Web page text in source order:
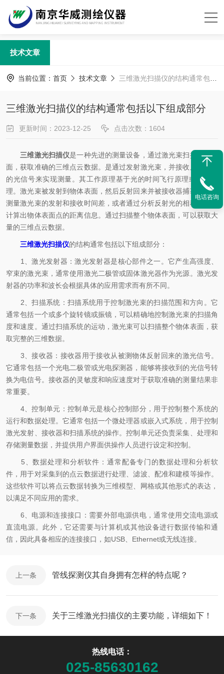
技术文章
当前位置： 首页 技术文章 三维激光扫描仪的结构通常包括以下组成部分
三维激光扫描仪的结构通常包括以下组成部分
更新时间：2023-12-25 点击次数：1604
三维激光扫描仪是一种先进的测量设备，通过激光束扫描物体表
面，获取准确的三维点云数据。是通过发射激光束，并接收反射回来
的光信号来实现测量。其工作原理基于光的时间飞行原理或相移原
理。激光束被发射到物体表面，然后反射回来并被接收器捕获。通过
测量激光束的发射和接收时间差，或者通过分析反射光的相移，可以
计算出物体表面点的距离信息。通过扫描整个物体表面，可以获取大
量的三维点云数据。
三维激光扫描仪的结构通常包括以下组成部分：
1、激光发射器：激光发射器是核心部件之一。它产生高强度、
窄束的激光束，通常使用激光二极管或固体激光器作为光源。激光发
射器的功率和波长会根据具体的应用需求而有所不同。
2、扫描系统：扫描系统用于控制激光束的扫描范围和方向。它
通常包括一个或多个旋转镜或振镜，可以精确地控制激光束的扫描角
度和速度。通过扫描系统的运动，激光束可以扫描整个物体表面，获
取完整的三维数据。
3、接收器：接收器用于接收从被测物体反射回来的激光信号。
它通常包括一个光电二极管或光电探测器，能够将接收到的光信号转
换为电信号。接收器的灵敏度和响应速度对于获取准确的测量结果非
常重要。
4、控制单元：控制单元是核心控制部分，用于控制整个系统的
运行和数据处理。它通常包括一个微处理器或嵌入式系统，用于控制
激光发射、接收器和扫描系统的操作。控制单元还负责采集、处理和
存储测量数据，并提供用户界面供操作人员进行设定和控制。
5、数据处理和分析软件：通常配备专门的数据处理和分析软
件，用于对采集到的点云数据进行处理、滤波、配准和建模等操作。
这些软件可以将点云数据转换为三维模型、网格或其他形式的表达，
以满足不同应用的需求。
6、电源和连接接口：需要外部电源供电，通常使用交流电源或
直流电源。此外，它还需要与计算机或其他设备进行数据传输和通
信，因此具备相应的连接接口，如USB、Ethernet或无线连接。
上一条 管线探测仪其自身拥有怎样的特点呢？
下一条 关于三维激光扫描仪的主要功能，详细如下！
热线电话：
025-85630162
电话咨询